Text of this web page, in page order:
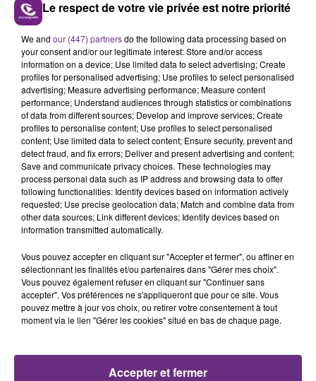
L'INSPECTION DU TRAVAIL RAPPELLE À
L'ORDRE SUR LES CONDITIONS DE...
Alors que les dates de début des vendange 2026
s'est avéré être plus précoce que prévu,
l'inspection du Travail en profite pour rappeler
les conditions de...
TITRES DIFFUSÉS
23h16
23h16
IMAGINE DRAGONS ZAHO & MC SOLAAR
Le respect de votre vie privée est notre priorité
We and our (447) partnersdo the following data processing based on
your consent and/or our legitimate interest: Store and/or access
information on a device; Use limited data to select advertising; Create
profiles for personalised advertising; Use profiles to select personalised
advertising; Measure advertising performance; Measure content
performance; Understand audiences through statistics or combinations
of data from different sources; Develop and improve services; Create
profiles to personalise content; Use profiles to select personalised
content; Use limited data to select content; Ensure security, prevent and
detect fraud, and fix errors; Deliver and present advertising and content;
Save and communicate privacy choices. These technologies may
process personal data such as IP address and browsing data to offer
following functionalities: Identify devices based on information actively
requested; Use precise geolocation data; Match and combine data from
other data sources; Link different devices; Identify devices based on
information transmitted automatically.
Vous pouvez accepter en cliquant sur "Accepter et fermer", ou affiner en
sélectionnant les finalités et/ou partenaires dans "Gérer mes choix".
Vous pouvez également refuser en cliquant sur "Continuer sans
accepter". Vos préférences ne s'appliqueront que pour ce site. Vous
pouvez mettre à jour vos choix, ou retirer votre consentement à tout
moment via le lien "Gérer les cookies" situé en bas de chaque page.
Accepter et fermer